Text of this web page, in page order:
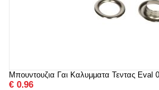
Μπουντουζια Γαι Καλυμματα Τεντας Eval
€ 0.96